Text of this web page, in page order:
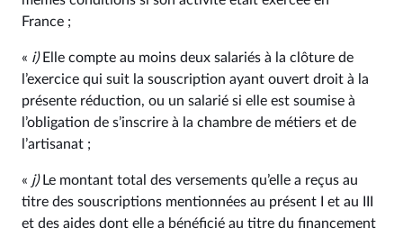
France ;
« i)Elle compte au moins deux salariés à la clôture de
l’exercice qui suit la souscription ayant ouvert droit à la
présente réduction, ou un salarié si elle est soumise à
l’obligation de s’inscrire à la chambre de métiers et de
l’artisanat ;
« j)Le montant total des versements qu’elle a reçus au
titre des souscriptions mentionnées au présent I et au III
et des aides dont elle a bénéficié au titre du financement